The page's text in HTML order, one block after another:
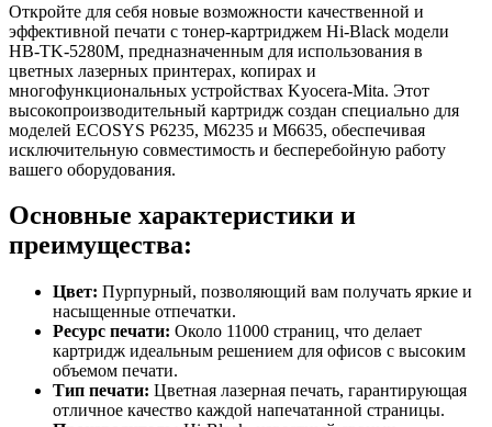
Откройте для себя новые возможности качественной и
эффективной печати с тонер-картриджем Hi-Black модели
HB-TK-5280M, предназначенным для использования в
цветных лазерных принтерах, копирах и
многофункциональных устройствах Kyocera-Mita. Этот
высокопроизводительный картридж создан специально для
моделей ECOSYS P6235, M6235 и M6635, обеспечивая
исключительную совместимость и бесперебойную работу
вашего оборудования.
Основные характеристики и
преимущества:
Цвет: Пурпурный, позволяющий вам получать яркие и
насыщенные отпечатки.
Ресурс печати: Около 11000 страниц, что делает
картридж идеальным решением для офисов с высоким
объемом печати.
Тип печати: Цветная лазерная печать, гарантирующая
отличное качество каждой напечатанной страницы.